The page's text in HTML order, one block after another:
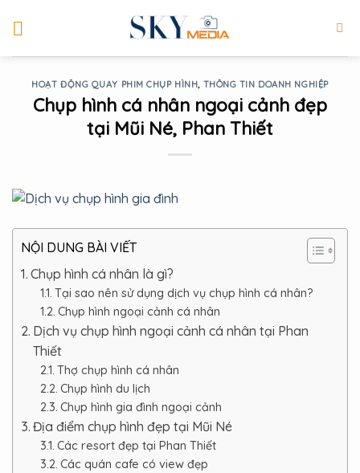
HOẠT ĐỘNG QUAY PHIM CHỤP HÌNH, THÔNG TIN DOANH NGHIỆP
Chụp hình cá nhân ngoại cảnh đẹp
tại Mũi Né, Phan Thiết
NỘI DUNG BÀI VIẾT
Chụp hình cá nhân là gì?
Tại sao nên sử dụng dịch vụ chụp hình cá nhân?
Chụp hình ngoại cảnh cá nhân
Dịch vụ chụp hình ngoại cảnh cá nhân tại Phan
Thiết
Thợ chụp hình cá nhân
Chụp hình du lịch
Chụp hình gia đình ngoại cảnh
Địa điểm chụp hình đẹp tại Mũi Né
Các resort đẹp tại Phan Thiết
Các quán cafe có view đẹp